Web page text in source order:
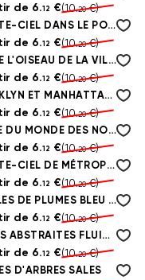
de 6.12 €(10.20€)
GRATTE-CIEL DANS LE PORT DE NEW YORK
de 6.12 €(10.20€)
VUE DE L'OISEAU DE LA VILLE
de 6.12 €(10.20€)
BROOKLYN ET MANHATTAN BRIDGE, NEW YORK
de 6.12 €(10.20€)
CARTE DU MONDE DES NOMS DES PAYS
de 6.12 €(10.20€)
GRATTE-CIEL DE MÉTROPOLE LA NUIT
de 6.12 €(10.20€)
FEUILLES DE PLUMES BLEU FONCÉ
de 6.12 €(10.20€)
LIGNES ABSTRAITES FLUIDES AVEC DES BORDS DORÉS
de 6.12 €(10.20€)
D'ARBRES SALES